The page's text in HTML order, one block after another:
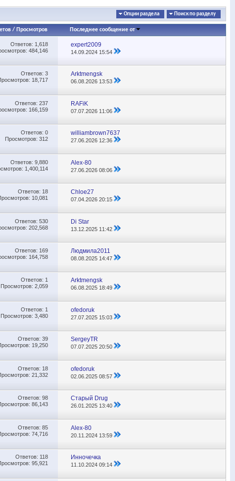
Опции раздела Поиск по разделу
/ Просмотров Последнее сообщение от
Ответов: 1,618
484,146
expert2009
14.09.2024 15:54
Ответов: 3
18,717
Аrktmengsk
06.08.2026 13:53
Ответов: 237
166,159
RAFiK
07.07.2026 11:06
Ответов: 0
Просмотров: 312
williambrown7637
27.06.2026 12:36
Ответов: 9,880
1,400,114
Alex-80
27.06.202608:06
Ответов: 18
10,081
Chloe27
07.04.202620:15
Ответов: 530
202,568
Di Star
13.12.2025 11:42
Ответов: 169
164,758
Людмила2011
08.08.2025 14:47
Ответов: 1
Просмотров: 2,059
Аrktmengsk
06.08.202518:49
Ответов: 1
Просмотров: 3,480
ofedoruk
27.07.2025 15:03
Ответов: 39
19,250
SergeyTR
07.07.202520:50
Ответов: 18
21,332
ofedoruk
02.06.202508:57
Ответов: 98
86,143
Старый Drug
26.01.2025 13:40
Ответов: 85
74,716
Alex-80
20.11.2024 13:59
Ответов: 118
95,921
Инночечка
11.10.202409:14